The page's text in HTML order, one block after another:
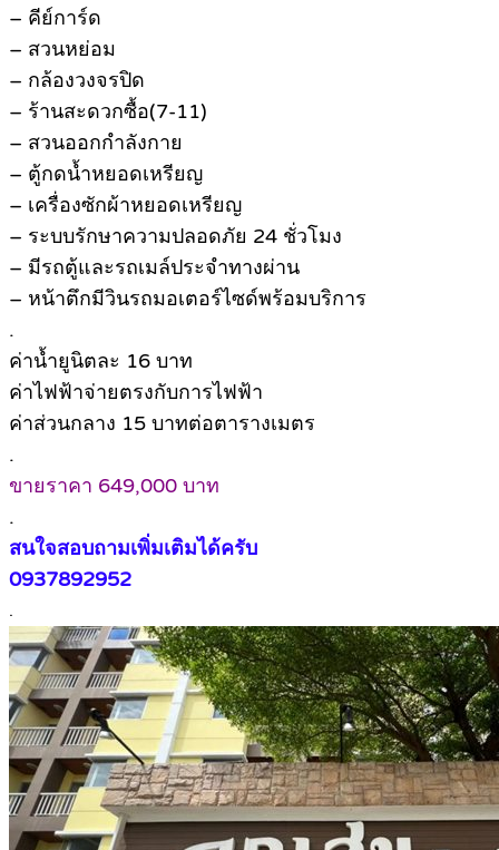
– คีย์การ์ด
– สวนหย่อม
– กล้องวงจรปิด
– ร้านสะดวกซื้อ(7-11)
– สวนออกกำลังกาย
– ตู้กดน้ำหยอดเหรียญ
– เครื่องซักผ้าหยอดเหรียญ
– ระบบรักษาความปลอดภัย 24 ชั่วโมง
– มีรถตู้และรถเมล์ประจำทางผ่าน
– หน้าตึกมีวินรถมอเตอร์ไซด์พร้อมบริการ
.
ค่าน้ำยูนิตละ 16 บาท
ค่าไฟฟ้าจ่ายตรงกับการไฟฟ้า
ค่าส่วนกลาง 15 บาทต่อตารางเมตร
.
ขายราคา 649,000 บาท
.
สนใจสอบถามเพิ่มเติมได้ครับ
0937892952
.